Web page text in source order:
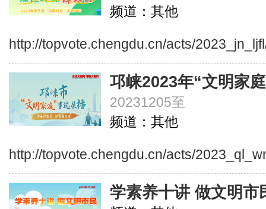
频道：其他
http://topvote.chengdu.cn/acts/
邛崃2023年“文明家
20231205至
频道：其他
http://topvote.chengdu.cn/acts/
学素养十讲 做文明市